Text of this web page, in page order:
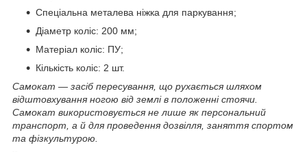
Спеціальна металева ніжка для паркування;
Діаметр коліс: 200 мм;
Матеріал коліс: ПУ;
Кількість коліс: 2 шт.
Самокат — засіб пересування, що рухається шляхом
відштовхування ногою від землі в положенні стоячи.
Самокат використовується не лише як персональний
транспорт, а й для проведення дозвілля, заняття спортом
та фізкультурою.